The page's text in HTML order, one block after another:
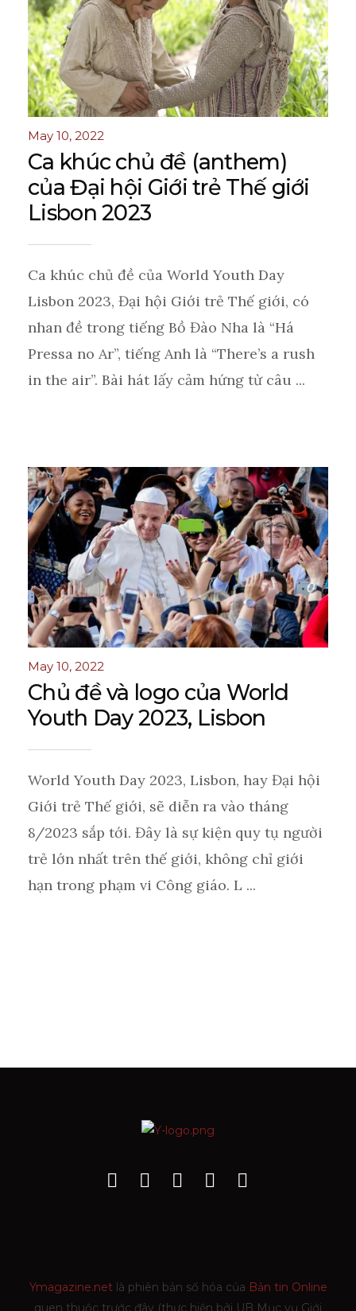
May 10, 2022
Ca khúc chủ đề (anthem)
của Đại hội Giới trẻ Thế giới
Lisbon 2023
Ca khúc chủ đề của World Youth Day
Lisbon 2023, Đại hội Giới trẻ Thế giới, có
nhan đề trong tiếng Bồ Đào Nha là “Há
Pressa no Ar”, tiếng Anh là “There’s a rush
in the air”. Bài hát lấy cảm hứng từ câu ...
May 10, 2022
Chủ đề và logo của World
Youth Day 2023, Lisbon
World Youth Day 2023, Lisbon, hay Đại hội
Giới trẻ Thế giới, sẽ diễn ra vào tháng
8/2023 sắp tới. Đây là sự kiện quy tụ người
trẻ lớn nhất trên thế giới, không chỉ giới
hạn trong phạm vi Công giáo. L ...
Ymagazine.netlà phiên bản số hóa của Bản tin Online
quen thuộc trước đây (thực hiện bởi UB Mục vụ Giới